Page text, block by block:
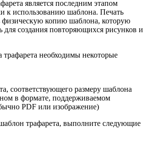
является последним этапом
к использованию шаблона. Печать
физическую копию шаблона, которую
для создания повторяющихся рисунков и
трафарета необходимы некоторые
соответствующего размеру шаблона
в формате, поддерживаемом
PDF или изображение)
трафарета, выполните следующие